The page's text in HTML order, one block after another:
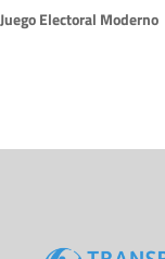
Juego Electoral Moderno